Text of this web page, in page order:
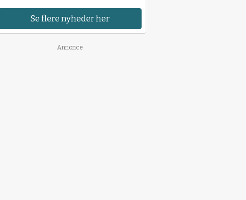
Se flere nyheder her
Annonce